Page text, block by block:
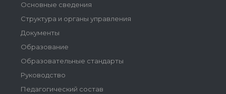
Основные сведения
Структура и органы управления
Документы
Образование
Образовательные стандарты
Руководство
Педагогический состав